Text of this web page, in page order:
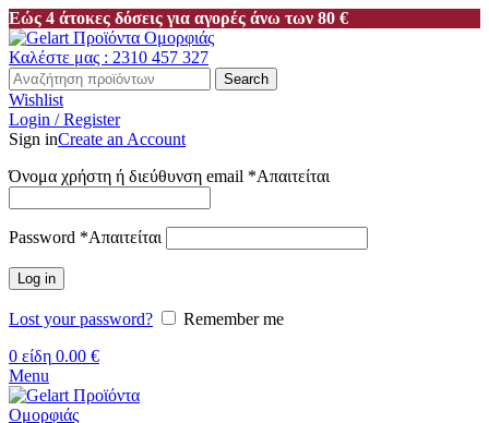
Εώς 4 άτοκες δόσεις για αγορές άνω των 80 €
Καλέστε μας : 2310 457 327
Search
Wishlist
Login / Register
Sign inCreate an Account
Όνομα χρήστη ή διεύθυνση email *Απαιτείται
Password *Απαιτείται
Log in
Lost your password?
Remember me
0 είδη 0.00 €
Menu